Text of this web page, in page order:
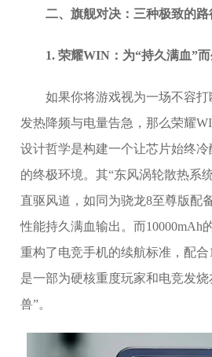
二、旗舰对决：三种极致的路
1. 荣耀WIN：为“持久满血”
如果你将游戏视为一场不容
发热降频与电量告急，那么荣耀
设计哲学是构建一个让芯片始终
的终极环境。其“东风涡轮散热系
直驱风道，如同为骁龙8至尊版配
性能持久满血输出。而10000mAh
重构了电竞手机的续航标准，配合
是一部为硬核重度玩家和电竞发
兽”。